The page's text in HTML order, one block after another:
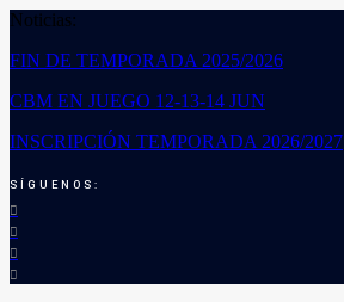
Noticias:
FIN DE TEMPORADA 2025/2026
CBM EN JUEGO 12-13-14 JUN
INSCRIPCIÓN TEMPORADA 2026/2027
SÍGUENOS: